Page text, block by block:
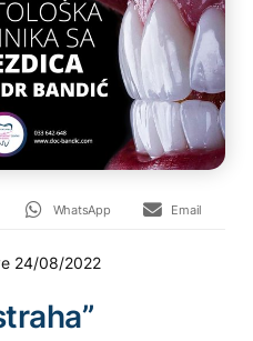
WhatsApp Email
24/08/2022